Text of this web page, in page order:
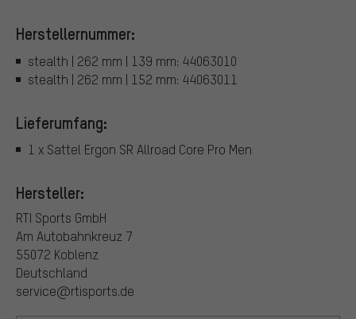
Herstellernummer:
stealth | 262 mm | 139 mm: 44063010
stealth | 262 mm | 152 mm: 44063011
Lieferumfang:
1 x Sattel Ergon SR Allroad Core Pro Men
Hersteller:
RTI Sports GmbH
Am Autobahnkreuz 7
55072 Koblenz
Deutschland
service@rtisports.de